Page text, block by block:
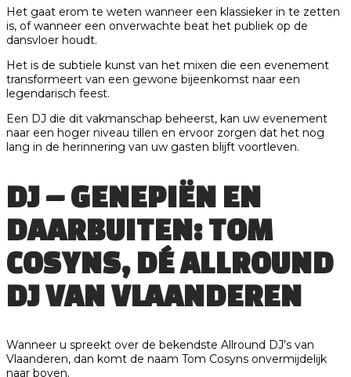
Het gaat erom te weten wanneer een klassieker in te zetten
is, of wanneer een onverwachte beat het publiek op de
dansvloer houdt.
Het is de subtiele kunst van het mixen die een evenement
transformeert van een gewone bijeenkomst naar een
legendarisch feest.
Een DJ die dit vakmanschap beheerst, kan uw evenement
naar een hoger niveau tillen en ervoor zorgen dat het nog
lang in de herinnering van uw gasten blijft voortleven.
DJ – GENEPIËN EN
DAARBUITEN: TOM
COSYNS, DÉ ALLROUND
DJ VAN VLAANDEREN
Wanneer u spreekt over de bekendste Allround DJ’s van
Vlaanderen, dan komt de naam Tom Cosyns onvermijdelijk
naar boven.